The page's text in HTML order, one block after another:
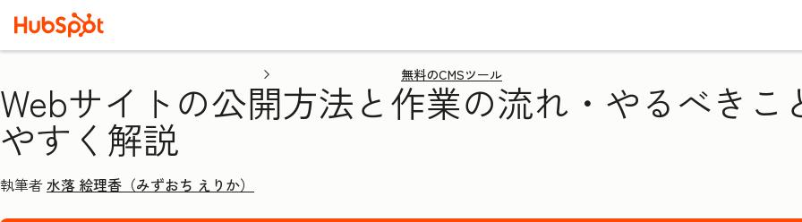
無料のCMSツール
Webサイトの公開方法と作業の流れ・やるべきこ
やすく解説
執筆者水落 絵理香（みずおち えりか）